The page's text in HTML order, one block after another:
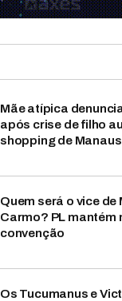
Mãe atípica
após crise de filho
shopping de Manaus
Quem será o vice de
Carmo? PL mantém
convenção
Os Tucumanus e